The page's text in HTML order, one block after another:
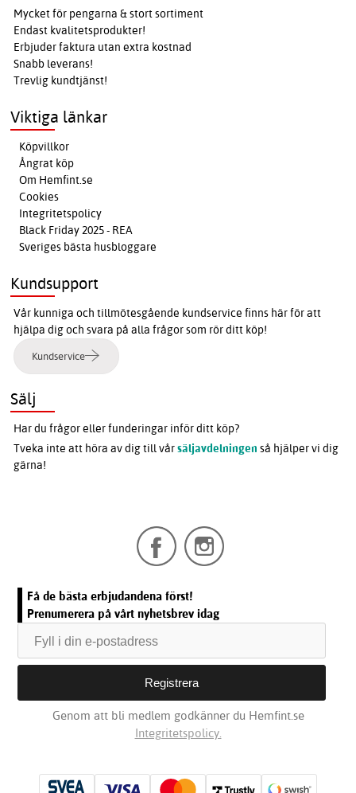
Mycket för pengarna & stort sortiment
Endast kvalitetsprodukter!
Erbjuder faktura utan extra kostnad
Snabb leverans!
Trevlig kundtjänst!
Viktiga länkar
Köpvillkor
Ångrat köp
Om Hemfint.se
Cookies
Integritetspolicy
Black Friday 2025 - REA
Sveriges bästa husbloggare
Kundsupport
Vår kunniga och tillmötesgående kundservice finns här för att
hjälpa dig och svara på alla frågor som rör ditt köp!
Kundservice
Sälj
Har du frågor eller funderingar inför ditt köp?
Tveka inte att höra av dig till vårsäljavdelningen så hjälper vi dig
gärna!
Få de bästa erbjudandena först!
Prenumerera på vårt nyhetsbrev idag
Genom att bli medlem godkänner du Hemfint.se
Integritetspolicy.